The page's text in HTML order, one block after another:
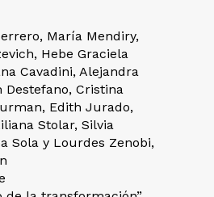
María Mendiry,
Hebe Graciela
Cavadini, Alejandra
Destefano, Cristina
Edith Jurado,
Stolar, Silvia
Sola y Lourdes Zenobi,